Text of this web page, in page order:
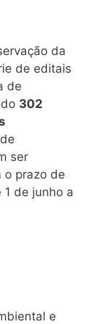
da
de editais
de
302
ser
o prazo de
de junho a
e